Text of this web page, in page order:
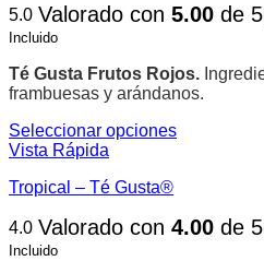
variantes.
Las
se
pueden
en
la
de
5.0 Valorado con 5.00 de 5
Incluido
Té Gusta Frutos Rojos.
frambuesas y arándanos.
Seleccionar opciones
Este
tiene
variantes.
Las
Vista Rápida
Tropical – Té Gusta®
4.0 Valorado con 4.00 de 5
Incluido